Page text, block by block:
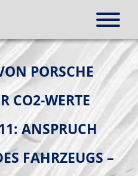
PORSCHE
CO2-WERTE
ANSPRUCH
FAHRZEUGS –